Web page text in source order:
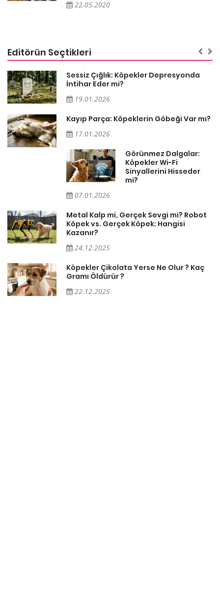
22.05.2020
Editörün Seçtikleri
Sessiz Çığlık: Köpekler Depresyonda
İntihar Eder mi?
19.01.2026
Kayıp Parça: Köpeklerin Göbeği Var mı?
17.01.2026
Görünmez Dalgalar:
Köpekler Wi-Fi
Sinyallerini Hisseder
mi?
07.01.2026
Metal Kalp mi, Gerçek Sevgi mi? Robot
Köpek vs. Gerçek Köpek: Hangisi
Kazanır?
24.12.2025
Köpekler Çikolata Yerse Ne Olur ? Kaç
Gramı Öldürür ?
22.12.2025